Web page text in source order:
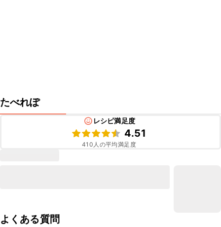
たべれぽ
レシピ満足度
4.51
410 人の平均満足度
よくある質問